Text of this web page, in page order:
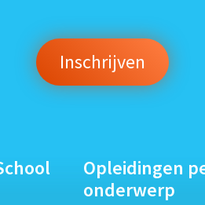
Opleidingen
onderwerp